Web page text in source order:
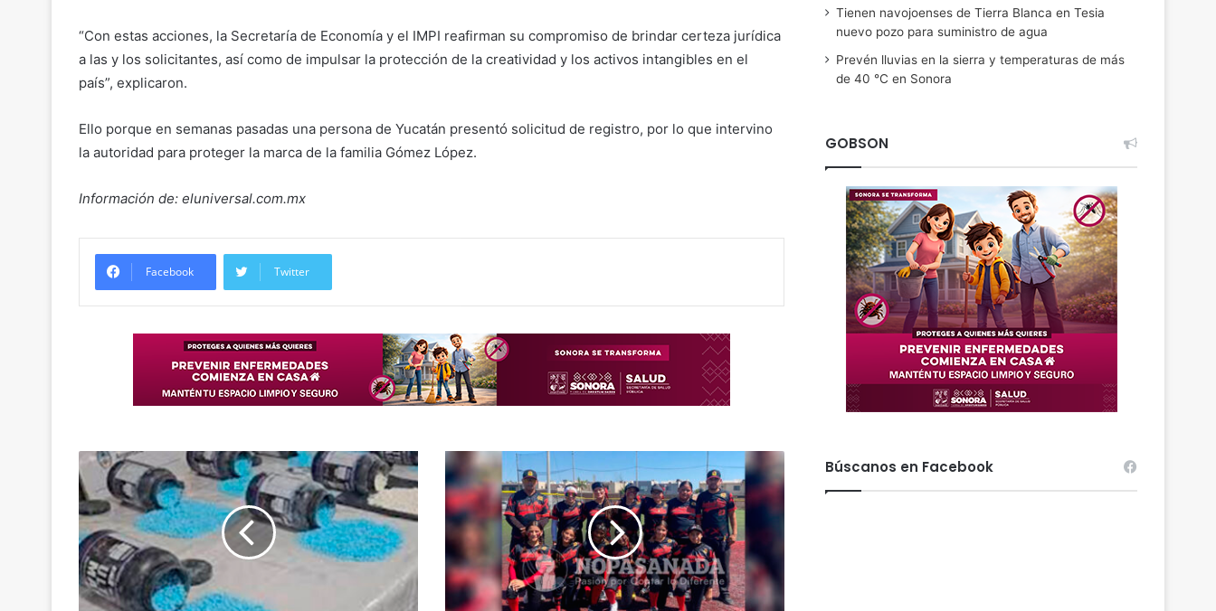
“Con estas acciones, la Secretaría de Economía y el IMPI reafirman su compromiso de brindar certeza jurídica
a las y los solicitantes, así como de impulsar la protección de la creatividad y los activos intangibles en el
país”, explicaron.
Ello porque en semanas pasadas una persona de Yucatán presentó solicitud de registro, por lo que intervino
la autoridad para proteger la marca de la familia Gómez López.
Información de: eluniversal.com.mx
Facebook Twitter
Tienen navojoenses de Tierra Blanca en Tesia
nuevo pozo para suministro de agua
Prevén lluvias en la sierra y temperaturas de más
de 40 °C en Sonora
GOBSON
Búscanos en Facebook